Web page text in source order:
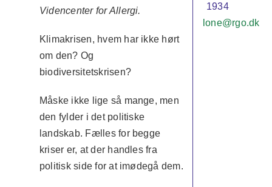
Videncenter for Allergi.
Klimakrisen, hvem har ikke hørt
om den? Og
biodiversitetskrisen?
Måske ikke lige så mange, men
den fylder i det politiske
landskab. Fælles for begge
kriser er, at der handles fra
politisk side for at imødegå dem.
1934
lone@rgo.dk